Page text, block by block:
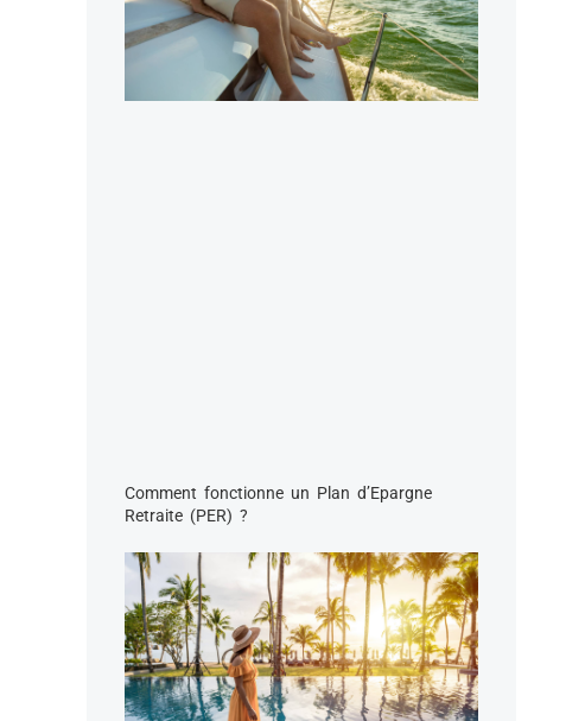
Comment fonctionne un Plan d’Epargne
Retraite (PER) ?